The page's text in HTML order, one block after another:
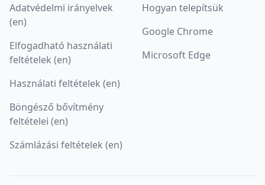
Adatvédelmi irányelvek
(en)
Elfogadható használati
feltételek (en)
Használati feltételek (en)
Böngésző bővítmény
feltételei (en)
Számlázási feltételek (en)
Hogyan telepítsük
Google Chrome
Microsoft Edge